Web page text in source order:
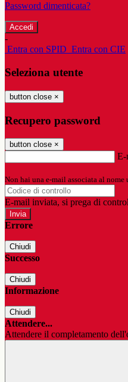
Password dimenticata?
-
Entra con SPID Entra con CIE
Seleziona utente
button close ×
Recupero password
button close ×
E-
Non hai una e-mail associata al
E-mail inviata, si prega di
Errore
Chiudi
Successo
Chiudi
Informazione
Chiudi
Attendere...
Attendere il completamento